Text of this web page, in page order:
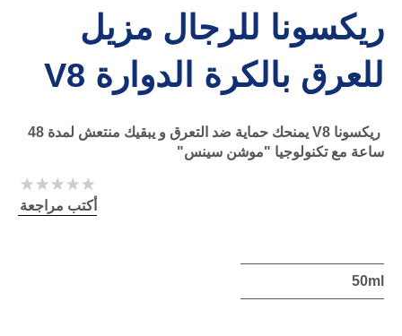
ريكسونا للرجال مزيل
للعرق بالكرة الدوارة V8
ريكسونا V8 يمنحك حماية ضد التعرق و يبقيك منتعش لمدة 48
ساعة مع تكنولوجيا "موشن سينس"
لم
يتم
تقديم
أكتب مراجعة
50ml